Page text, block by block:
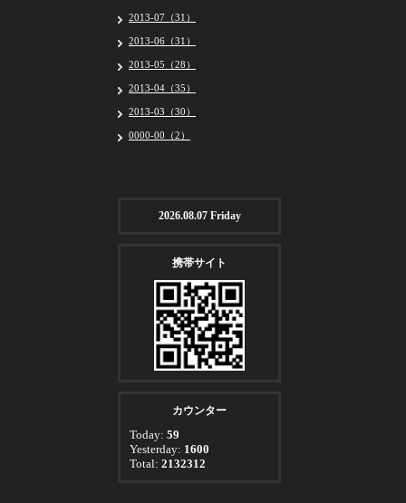
2013-07（31）
2013-06（31）
2013-05（28）
2013-04（35）
2013-03（30）
0000-00（2）
2026.08.07 Friday
携帯サイト
カウンター
Today: 59
Yesterday: 1600
Total: 2132312